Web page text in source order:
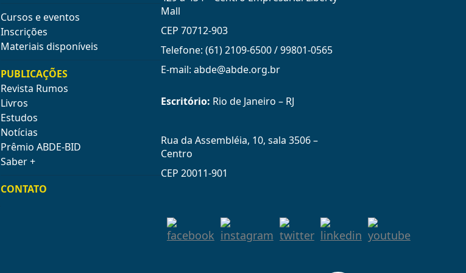
Cursos e eventos
Inscrições
Materiais disponíveis
PUBLICAÇÕES
Revista Rumos
Livros
Estudos
Notícias
Prêmio ABDE-BID
Saber +
CONTATO
Mall
CEP 70712-903
Telefone: (61) 2109-6500 / 99801-0565
E-mail: abde@abde.org.br
Escritório: Rio de Janeiro – RJ
Rua da Assembléia, 10, sala 3506 –
Centro
CEP 20011-901